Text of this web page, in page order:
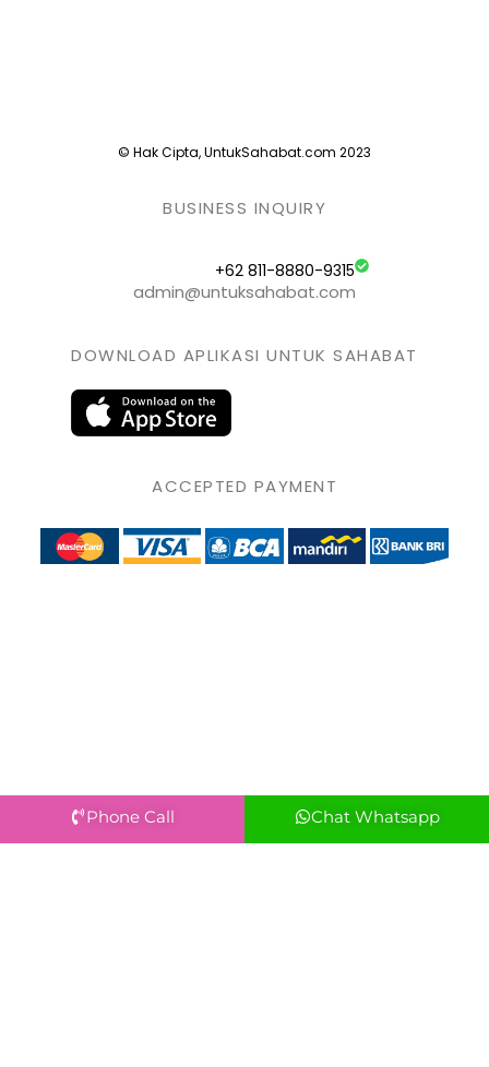
© Hak Cipta, UntukSahabat.com 2023
BUSINESS INQUIRY
+62 811-8880-9315
admin@untuksahabat.com
DOWNLOAD APLIKASI UNTUK SAHABAT
ACCEPTED PAYMENT
Phone Call Chat Whatsapp